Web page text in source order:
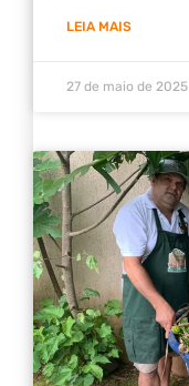
LEIA MAIS
27 de maio de 2025